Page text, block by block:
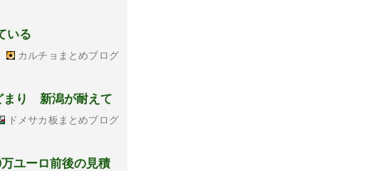
いる
カルチョまとめブログ
まり 新潟が耐えて
ドメサカ板まとめブログ
ユーロ前後の見積